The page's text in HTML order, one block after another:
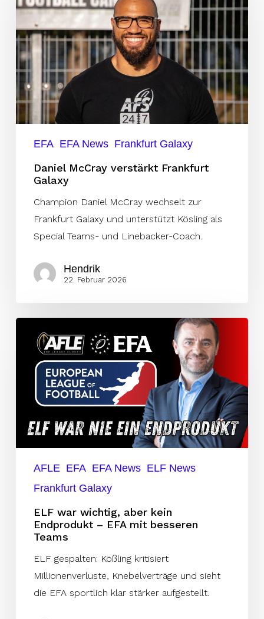
verstärkt
Frankfurt
Galaxy
EFA EFA News Frankfurt Galaxy
Daniel McCray verstärkt Frankfurt
Galaxy
Champion Daniel McCray wechselt zur
Frankfurt Galaxy und unterstützt Kösling als
Special Teams- und Linebacker-Coach.
Hendrik
22. Februar 2026
wichtig,
AFLE EFA EFA News ELF News
Frankfurt Galaxy
ELF war wichtig, aber kein
Endprodukt – EFA mit besseren
Teams
ELF gespalten: Kößling kritisiert
Millionenverluste, Knebelverträge und sieht
die EFA sportlich klar stärker aufgestellt.